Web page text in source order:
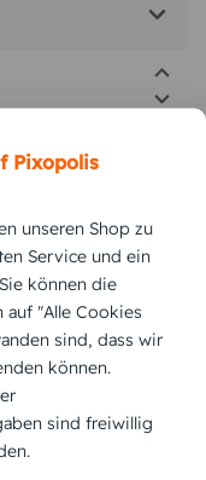
Pixopolis
unseren Shop zu
Service und ein
können die
auf "Alle Cookies
sind, dass wir
können.
sind freiwillig